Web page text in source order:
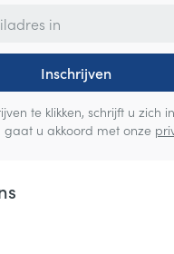
Inschrijven
te klikken, schrijft u zich
gaat u akkoord met onze